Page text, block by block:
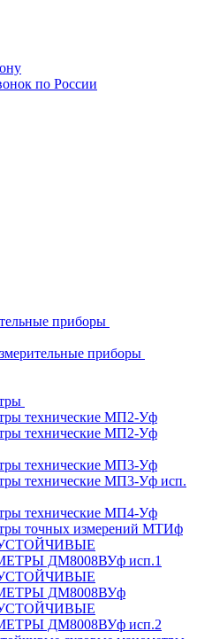
по России
приборы
приборы
технические МП2-Уф
технические МП2-Уф
технические МП3-Уф
технические МП3-Уф исп.
технические МП4-Уф
точных измерений МТИф
ДМ8008ВУф исп.1
ДМ8008ВУф
ДМ8008ВУф исп.2